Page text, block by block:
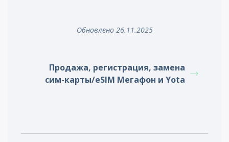
Обновлено 26.11.2025
Продажа, регистрация, замена
сим-карты/eSIM Мегафон и Yota